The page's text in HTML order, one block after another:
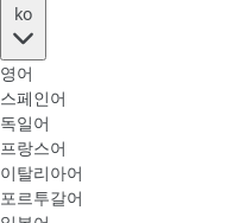
ko
영어
스페인어
독일어
프랑스어
이탈리아어
포르투갈어